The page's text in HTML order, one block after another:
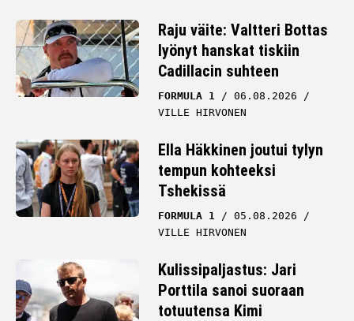
Raju väite: Valtteri Bottas
lyönyt hanskat tiskiin
Cadillacin suhteen
FORMULA 1
06.08.2026
VILLE HIRVONEN
Ella Häkkinen joutui tylyn
tempun kohteeksi
Tshekissä
FORMULA 1
05.08.2026
VILLE HIRVONEN
Kulissipaljastus: Jari
Porttila sanoi suoraan
totuutensa Kimi